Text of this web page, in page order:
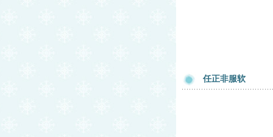
任正非服软